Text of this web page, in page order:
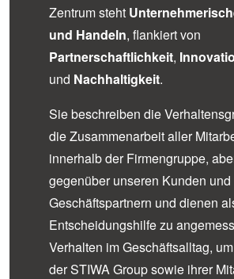
Zentrum steht
und Handeln, flankiert von
Partnerschaftlichkeit,
und Nachhaltigkeit.
Sie beschreiben die
die Zusammenarbeit aller
innerhalb der Firmengruppe,
gegenüber unseren Kunden und
Geschäftspartnern und dienen
Entscheidungshilfe zu
Verhalten im Geschäftsalltag,
der STIWA Group sowie ihrer